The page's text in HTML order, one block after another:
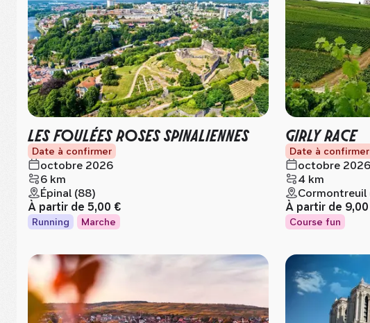
LES FOULÉES ROSES SPINALIENNES
Date à confirmer
octobre 2026
6 km
Épinal (88)
À partir de 5,00 €
Running Marche
GIRLY RACE
Date à confirmer
octobre 2026
4 km
Cormontreuil
À partir de
Course fun